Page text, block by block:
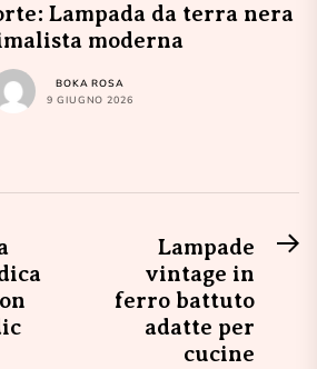
Lampada da terra nera
moderna
BOKA ROSA
9 GIUGNO 2026
Lampade
vintage in
ferro battuto
adatte per
cucine